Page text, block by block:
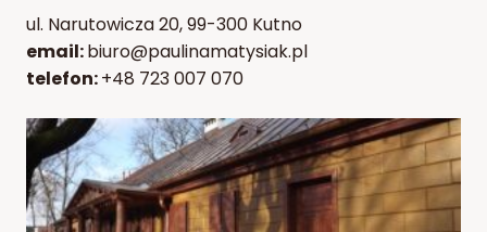
ul. Narutowicza 20, 99-300 Kutno
email:biuro@paulinamatysiak.pl
telefon:+48 723 007 070